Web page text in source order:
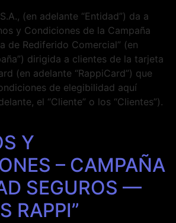
(en adelante “Entidad”) da a
y Condiciones de la Campaña
de Rediferido Comercial” (en
dirigida a clientes de la tarjeta
(en adelante “RappiCard”) que
de elegibilidad aquí
el “Cliente” o los “Clientes”).
Y
– CAMPAÑA
SEGUROS —
RAPPI”